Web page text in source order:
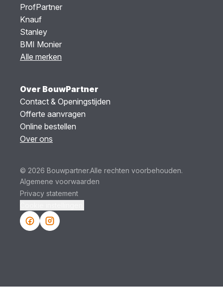
ProfPartner
Knauf
Stanley
BMI Monier
Alle merken
Over BouwPartner
Contact & Openingstijden
Offerte aanvragen
Online bestellen
Over ons
© 2026 Bouwpartner.Alle rechten voorbehouden.
Algemene voorwaarden
Privacy statement